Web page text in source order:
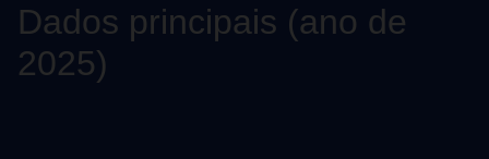
Dados principais (ano de
2025)